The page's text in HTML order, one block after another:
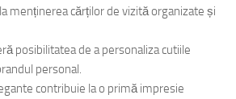
menținerea cărților de vizită organizate și
posibilitatea de a personaliza cutiile
personal.
contribuie la o primă impresie